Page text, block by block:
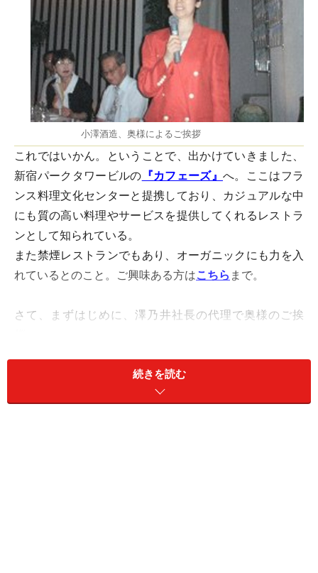
小澤酒造、奥様によるご挨拶
これではいかん。ということで、出かけていきました、
新宿パークタワービルの 『カフェーズ』へ。ここはフラ
ンス料理文化センターと提携しており、カジュアルな中
にも質の高い料理やサービスを提供してくれるレストラ
ンとして知られている。
また禁煙レストランでもあり、オーガニックにも力を入
れているとのこと。ご興味ある方はこちら まで。
さて、まずはじめに、澤乃井社長の代理で奥様のご挨
美氏から「フランス料理に日本の食材が入ってきた今、
日本酒が入るいいチャンス」という、なんとなくうきう
続きを読む